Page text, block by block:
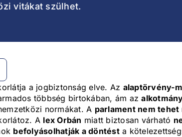
vitákat szülhet.
a jogbiztonság elve. Az alaptörvény-
többség birtokában, ám az
normákat. A parlament nem tehet
A lex Orbán miatt biztosan várható
befolyásolhatják a döntésta